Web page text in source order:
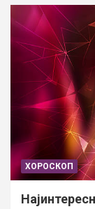
ХОРОСКОП